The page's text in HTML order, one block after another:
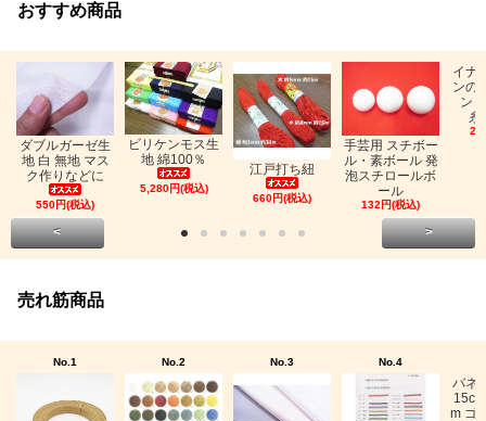
おすすめ商品
ダブルガーゼ生
地 白 無地 マス
ク作りなどに
550円(税込)
ビリケンモス生
地 綿100％
5,280円(税込)
江戸打ち紐
660円(税込)
手芸用 スチボー
ル・素ボール 発
泡スチロールボ
ール
132円(税込)
イナ
ンの
ン
糸
< >
売れ筋商品
No.1 No.2 No.3 No.4
バネ
m ゴ